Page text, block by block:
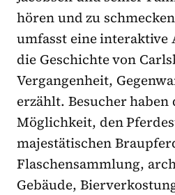
hören und zu
umfasst eine interaktive
die Geschichte von
Vergangenheit,
erzählt. Besucher
Möglichkeit, den
majestätischen
Flaschensammlung,
Gebäude,